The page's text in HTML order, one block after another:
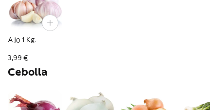
Ajo 1 Kg.
3,99 €
Cebolla